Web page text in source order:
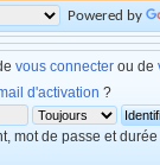
Powered by
vous connecter ou de
d'activation ?
mot de passe et durée